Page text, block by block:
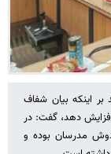
بر اینکه بیان شفاف
دهد، گفت: در
مدرسان بوده و